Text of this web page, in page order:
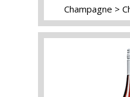
Champagne